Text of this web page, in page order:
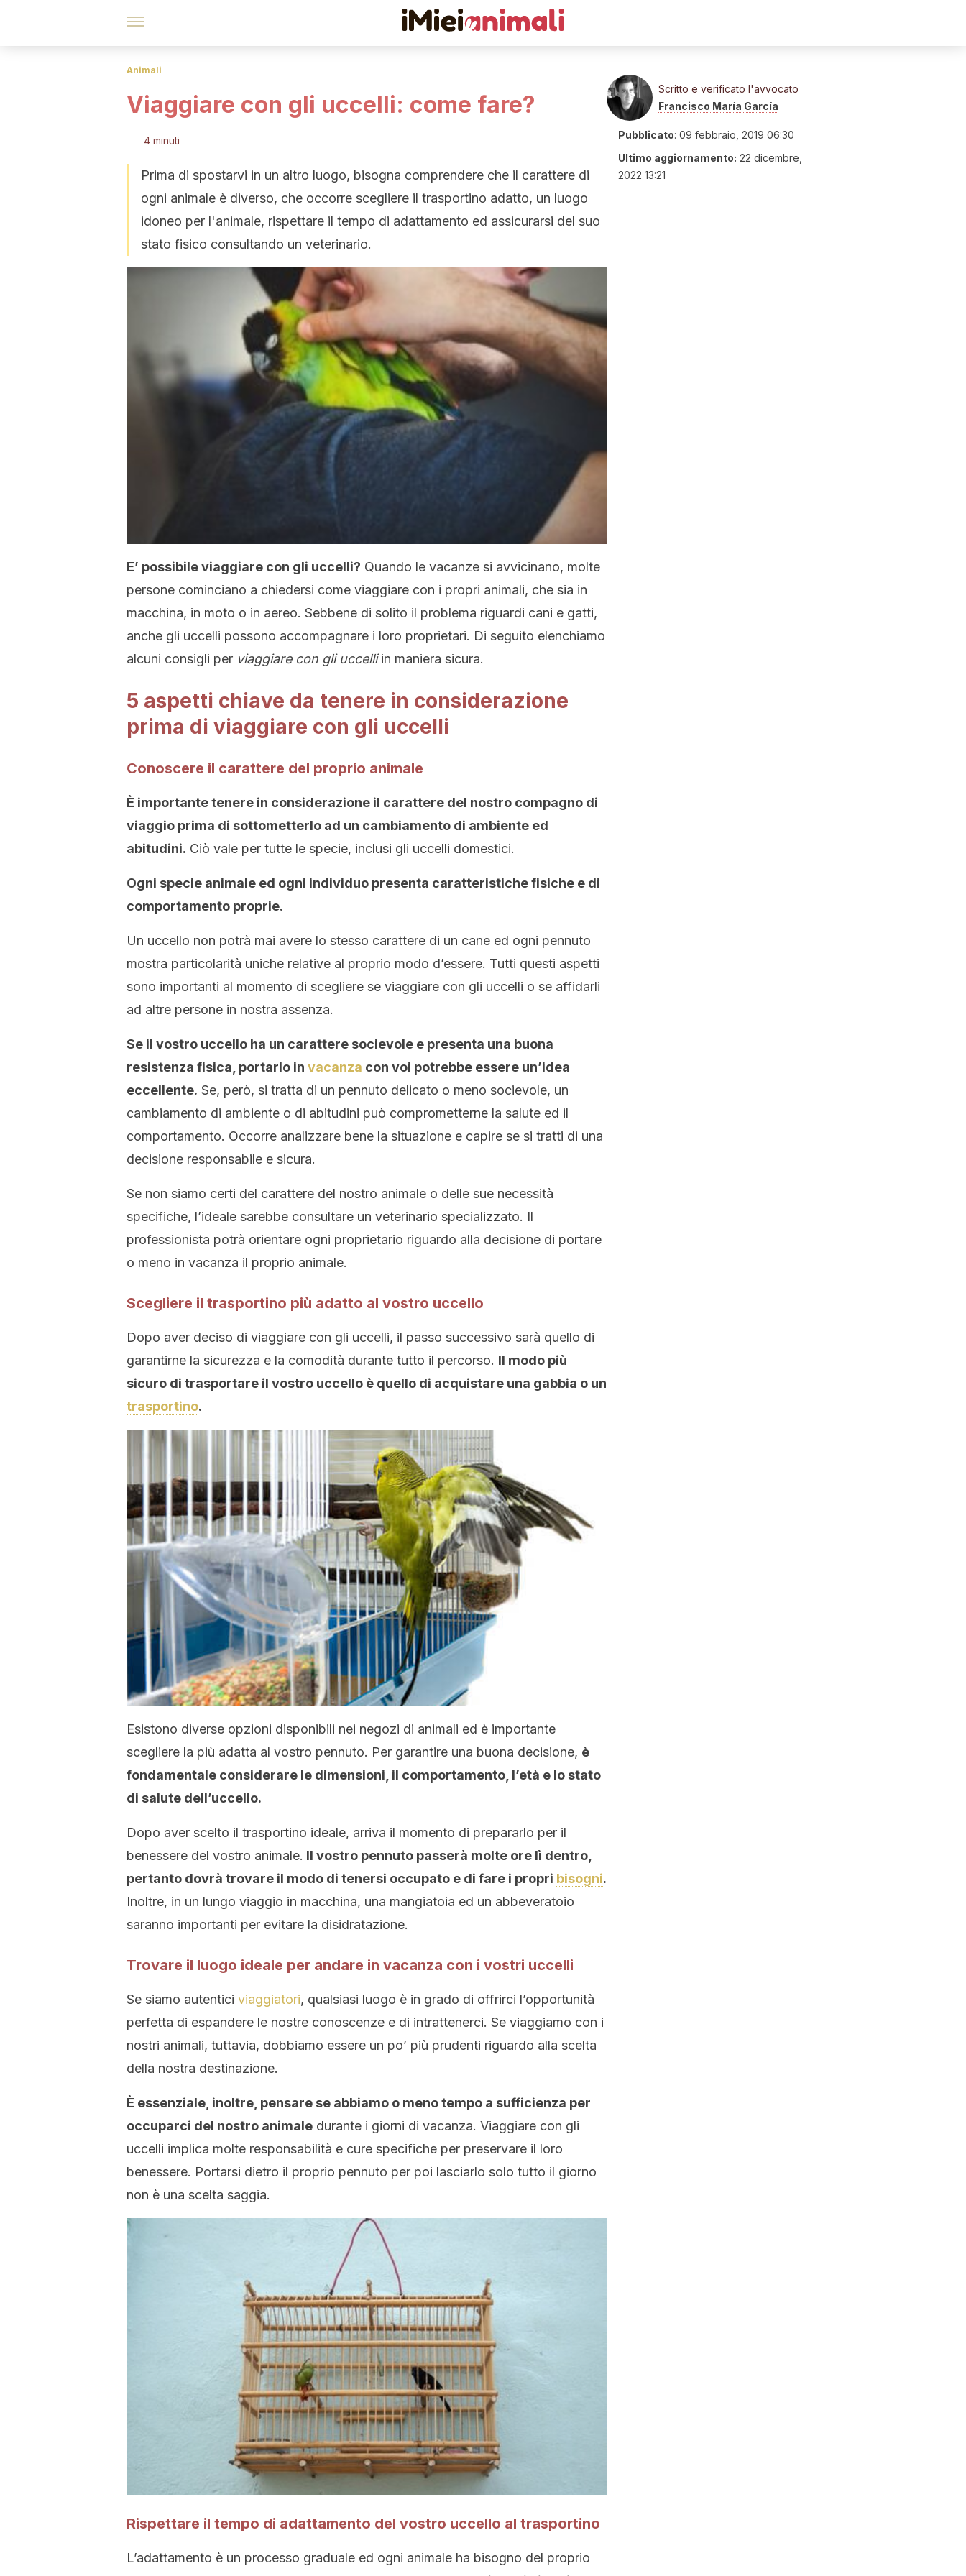
Animali
Viaggiare con gli uccelli: come fare?
4 minuti
Prima di spostarvi in un altro luogo, bisogna comprendere che il carattere di
ogni animale è diverso, che occorre scegliere il trasportino adatto, un luogo
idoneo per l'animale, rispettare il tempo di adattamento ed assicurarsi del suo
stato fisico consultando un veterinario.
E’ possibile viaggiare con gli uccelli? Quando le vacanze si avvicinano, molte
persone cominciano a chiedersi come viaggiare con i propri animali, che sia in
macchina, in moto o in aereo. Sebbene di solito il problema riguardi cani e gatti,
anche gli uccelli possono accompagnare i loro proprietari. Di seguito elenchiamo
alcuni consigli per viaggiare con gli uccelliin maniera sicura.
5 aspetti chiave da tenere in considerazione
prima di viaggiare con gli uccelli
Conoscere il carattere del proprio animale
È importante tenere in considerazione il carattere del nostro compagno di
viaggio prima di sottometterlo ad un cambiamento di ambiente ed
abitudini. Ciò vale per tutte le specie, inclusi gli uccelli domestici.
Ogni specie animale ed ogni individuo presenta caratteristiche fisiche e di
comportamento proprie.
Un uccello non potrà mai avere lo stesso carattere di un cane ed ogni pennuto
mostra particolarità uniche relative al proprio modo d’essere. Tutti questi aspetti
sono importanti al momento di scegliere se viaggiare con gli uccelli o se affidarli
ad altre persone in nostra assenza.
Se il vostro uccello ha un carattere socievole e presenta una buona
resistenza fisica, portarlo in vacanza con voi potrebbe essere un’idea
eccellente. Se, però, si tratta di un pennuto delicato o meno socievole, un
cambiamento di ambiente o di abitudini può comprometterne la salute ed il
comportamento. Occorre analizzare bene la situazione e capire se si tratti di una
decisione responsabile e sicura.
Se non siamo certi del carattere del nostro animale o delle sue necessità
specifiche, l’ideale sarebbe consultare un veterinario specializzato. Il
professionista potrà orientare ogni proprietario riguardo alla decisione di portare
o meno in vacanza il proprio animale.
Scegliere il trasportino più adatto al vostro uccello
Dopo aver deciso di viaggiare con gli uccelli, il passo successivo sarà quello di
garantirne la sicurezza e la comodità durante tutto il percorso. Il modo più
sicuro di trasportare il vostro uccello è quello di acquistare una gabbia o un
trasportino.
Esistono diverse opzioni disponibili nei negozi di animali ed è importante
scegliere la più adatta al vostro pennuto. Per garantire una buona decisione, è
fondamentale considerare le dimensioni, il comportamento, l’età e lo stato
di salute dell’uccello.
Dopo aver scelto il trasportino ideale, arriva il momento di prepararlo per il
benessere del vostro animale. Il vostro pennuto passerà molte ore lì dentro,
pertanto dovrà trovare il modo di tenersi occupato e di fare i propri bisogni.
Inoltre, in un lungo viaggio in macchina, una mangiatoia ed un abbeveratoio
saranno importanti per evitare la disidratazione.
Trovare il luogo ideale per andare in vacanza con i vostri uccelli
Se siamo autentici viaggiatori, qualsiasi luogo è in grado di offrirci l’opportunità
perfetta di espandere le nostre conoscenze e di intrattenerci. Se viaggiamo con i
nostri animali, tuttavia, dobbiamo essere un po’ più prudenti riguardo alla scelta
della nostra destinazione.
È essenziale, inoltre, pensare se abbiamo o meno tempo a sufficienza per
occuparci del nostro animale durante i giorni di vacanza. Viaggiare con gli
uccelli implica molte responsabilità e cure specifiche per preservare il loro
benessere. Portarsi dietro il proprio pennuto per poi lasciarlo solo tutto il giorno
non è una scelta saggia.
Rispettare il tempo di adattamento del vostro uccello al trasportino
L’adattamento è un processo graduale ed ogni animale ha bisogno del proprio
Scritto e verificato l'avvocato
Francisco María García
Pubblicato: 09 febbraio, 2019 06:30
Ultimo aggiornamento: 22 dicembre,
2022 13:21